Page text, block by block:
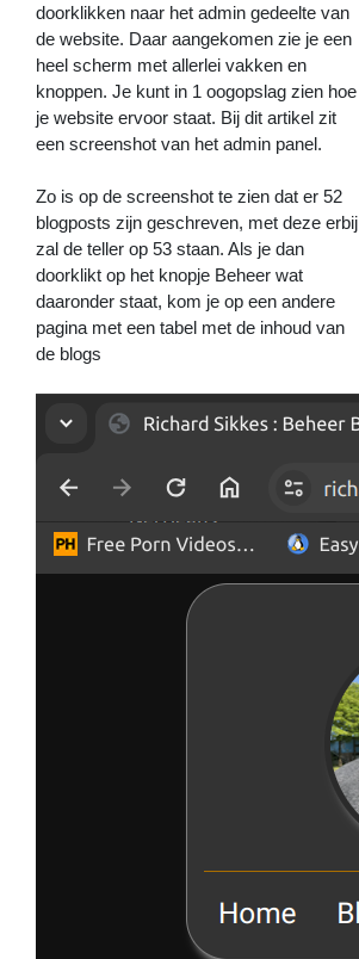
doorklikken naar het admin gedeelte van
de website. Daar aangekomen zie je een
heel scherm met allerlei vakken en
knoppen. Je kunt in 1 oogopslag zien hoe
je website ervoor staat. Bij dit artikel zit
een screenshot van het admin panel.
Zo is op de screenshot te zien dat er 52
blogposts zijn geschreven, met deze erbij
zal de teller op 53 staan. Als je dan
doorklikt op het knopje Beheer wat
daaronder staat, kom je op een andere
pagina met een tabel met de inhoud van
de blogs